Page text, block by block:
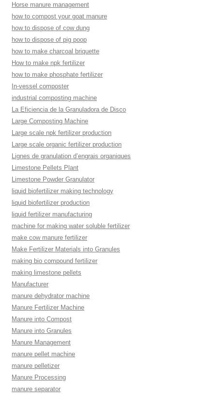
Horse manure management
how to compost your goat manure
how to dispose of cow dung
how to dispose of pig poop
how to make charcoal briquette
How to make npk fertilizer
how to make phosphate fertilizer
In-vessel composter
industrial composting machine
La Eficiencia de la Granuladora de Disco
Large Composting Machine
Large scale npk fertilizer production
Large scale organic fertilizer production
Lignes de granulation d’engrais organiques
Limestone Pellets Plant
Limestone Powder Granulator
liquid biofertilizer making technology
liquid biofertilizer production
liquid fertilizer manufacturing
machine for making water soluble fertilizer
make cow manure fertilizer
Make Fertilizer Materials into Granules
making bio compound fertilizer
making limestone pellets
Manufacturer
manure dehydrator machine
Manure Fertilizer Machine
Manure into Compost
Manure into Granules
Manure Management
manure pellet machine
manure pelletizer
Manure Processing
manure separator